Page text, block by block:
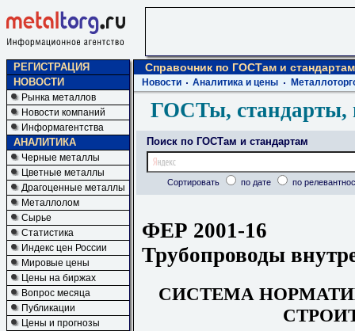
РЕГИСТРАЦИЯ
НОВОСТИ
Рынка металлов
Новости компаний
Информагентства
АНАЛИТИКА
Черные металлы
Цветные металлы
Драгоценные металлы
Металлолом
Сырье
Статистика
Индекс цен России
Мировые цены
Цены на биржах
Вопрос месяца
Публикации
Цены и прогнозы
Справочник по ГОСТам и стандартам
Новости Аналитика и цены
ГОСТы, стандарты,
Поиск по ГОСТам и стандартам
Сортировать по дате по
ФЕР 2001-16
Трубопроводы
СИСТЕМА